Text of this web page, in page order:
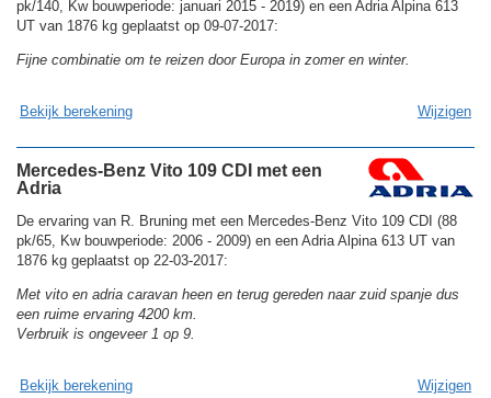
pk/140, Kw bouwperiode: januari 2015 - 2019) en een Adria Alpina 613
UT van 1876 kg geplaatst op 09-07-2017:
Fijne combinatie om te reizen door Europa in zomer en winter.
Bekijk berekening Wijzigen
Mercedes-Benz Vito 109 CDI met een
Adria
De ervaring van R. Bruning met een Mercedes-Benz Vito 109 CDI (88
pk/65, Kw bouwperiode: 2006 - 2009) en een Adria Alpina 613 UT van
1876 kg geplaatst op 22-03-2017:
Met vito en adria caravan heen en terug gereden naar zuid spanje dus
een ruime ervaring 4200 km.
Verbruik is ongeveer 1 op 9.
Bekijk berekening Wijzigen